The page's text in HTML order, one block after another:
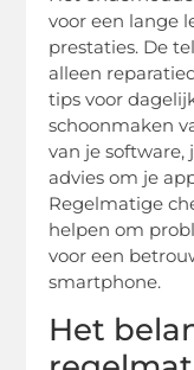
voor een lange
prestaties. De
alleen
tips voor
schoonmaken
van je
advies om je
Regelmatige
helpen om
voor een
smartphone.
Het